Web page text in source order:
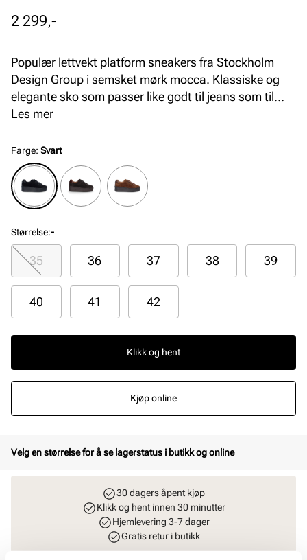
Pris
2 299,-
Populær lettvekt platform sneakers fra Stockholm
Design Group i semsket mørk mocca. Klassiske og
elegante sko som passer like godt til jeans som til
kjole. Skoen er håndlaget i Portugal med premium
patentert kvalitetssåle i ekstra lett materiale.
Les mer
Farge: Svart
Størrelse:-
35 36 37 38 39
40 41 42
Klikk og hent
Kjøp online
Velg en størrelse for å se lagerstatus i butikk og online
30 dagers åpent kjøp
Klikk og hent innen 30 minutter
Hjemlevering 3-7 dager
Gratis retur i butikk